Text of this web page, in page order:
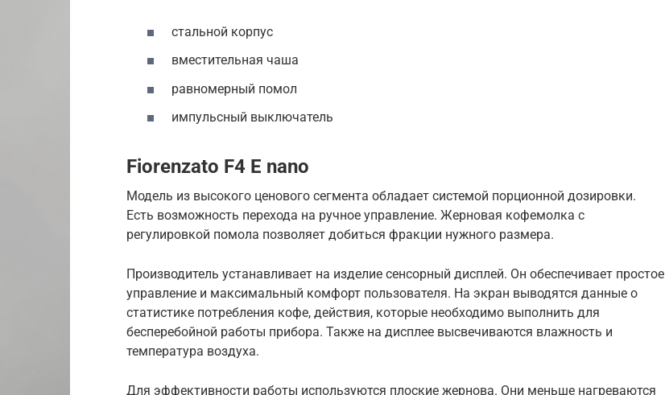
стальной корпус
вместительная чаша
равномерный помол
импульсный выключатель
Fiorenzato F4 E nano
Модель из высокого ценового сегмента обладает системой порционной дозировки.
Есть возможность перехода на ручное управление. Жерновая кофемолка с
регулировкой помола позволяет добиться фракции нужного размера.
Производитель устанавливает на изделие сенсорный дисплей. Он обеспечивает простое
управление и максимальный комфорт пользователя. На экран выводятся данные о
статистике потребления кофе, действия, которые необходимо выполнить для
бесперебойной работы прибора. Также на дисплее высвечиваются влажность и
температура воздуха.
Для эффективности работы используются плоские жернова. Они меньше нагреваются